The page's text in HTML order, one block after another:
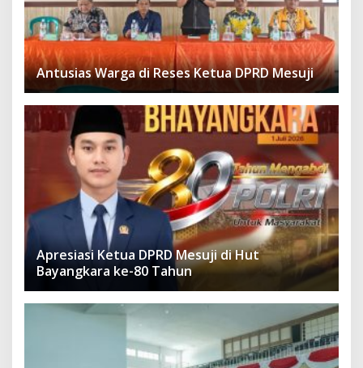
Antusias Warga di Reses Ketua DPRD Mesuji
Apresiasi Ketua DPRD Mesuji di Hut
Bayangkara ke-80 Tahun